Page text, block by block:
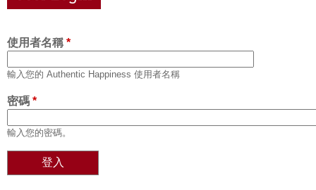
裡
使用者名稱 *
輸入您的 Authentic Happiness 使用者名稱
密碼 *
輸入您的密碼。